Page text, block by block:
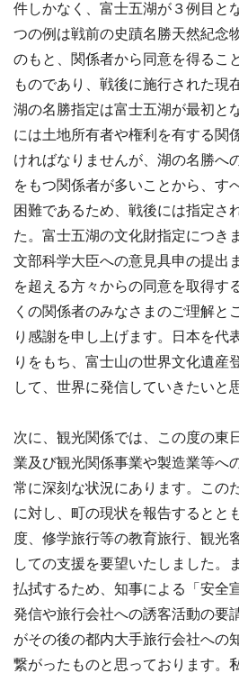
件しかなく、富士五湖が３例目と
つの例は戦前の史蹟名勝天然紀念
のもと、関係者から同意を得るこ
ものであり、戦後に施行された現
湖の名勝指定は富士五湖が最初と
には土地所有者や権利を有する関
ければなりませんが、湖の名勝へ
をもつ関係者が多いことから、す
困難であるため、戦後には指定さ
た。富士五湖の文化財指定につき
文部科学大臣への意見具申の提出
を超える方々からの同意を取得す
くの関係者のみなさまのご理解と
り感謝を申し上げます。日本を代
りをもち、富士山の世界文化遺産
して、世界に発信していきたいと
次に、観光関係では、この度の東
業及び観光関係事業や製造業等へ
常に深刻な状況にあります。この
に対し、町の現状を報告するとと
度、修学旅行等の教育旅行、観光
しての支援を要望いたしました。
払拭するため、知事による「安全
発信や旅行会社への誘客活動の要
がその後の都内大手旅行会社への
繋がったものと思っております。